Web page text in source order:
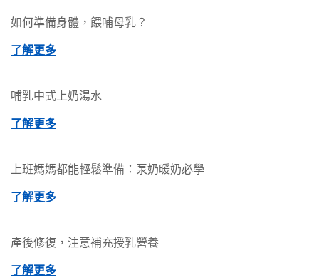
如何準備身體，餵哺母乳？
了解更多
哺乳中式上奶湯水
了解更多
上班媽媽都能輕鬆準備：泵奶暖奶必學
了解更多
產後修復，注意補充授乳營養
了解更多